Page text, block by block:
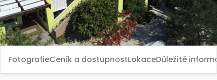
FotografieCeník a dostupnostLokaceDůležité